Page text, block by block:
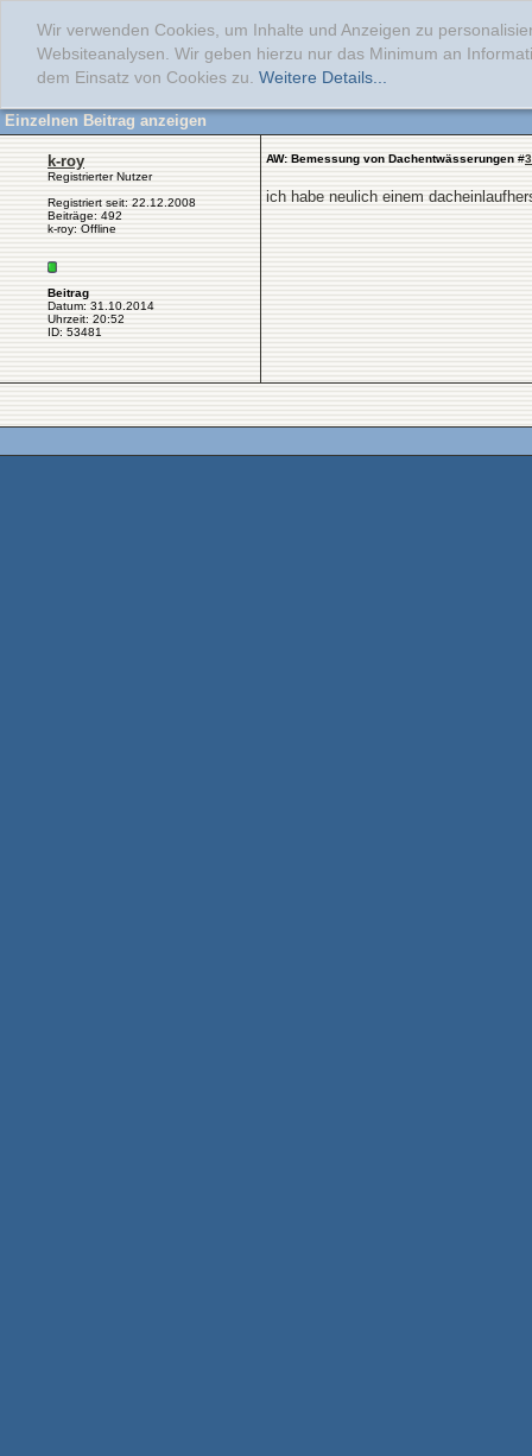
Wir verwenden Cookies, um Inhalte und Anzeigen zu
Websiteanalysen. Wir geben hierzu nur das Minimum an
dem Einsatz von Cookies zu. Weitere Details...
Einzelnen Beitrag anzeigen
k-roy
Registrierter Nutzer
Registriert seit: 22.12.2008
Beiträge: 492
k-roy: Offline
Beitrag
Datum: 31.10.2014
Uhrzeit: 20:52
ID: 53481
AW: Bemessung von Dachentwässerungen #3
ich habe neulich einem